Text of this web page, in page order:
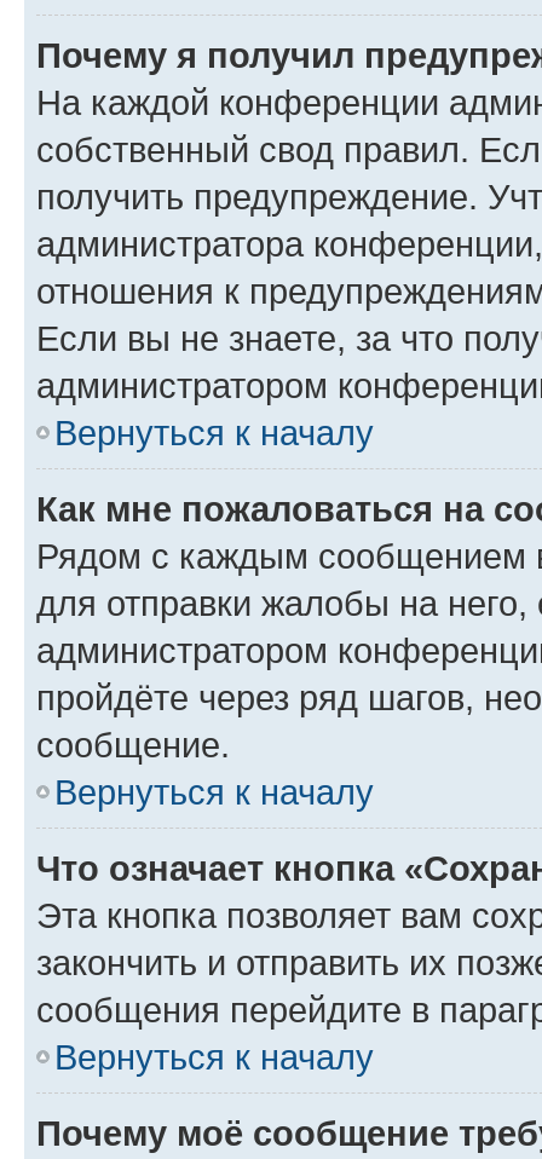
Почему я получил
На каждой конференции
собственный свод правил.
получить предупреждение.
администратора
отношения к
Если вы не знаете, за что
администратором
Вернуться к началу
Как мне пожаловаться на
Рядом с каждым сообщением
для отправки жалобы на
администратором
пройдёте через ряд шагов,
сообщение.
Вернуться к началу
Что означает кнопка
Эта кнопка позволяет вам
закончить и отправить их
сообщения перейдите в
Вернуться к началу
Почему моё сообщение